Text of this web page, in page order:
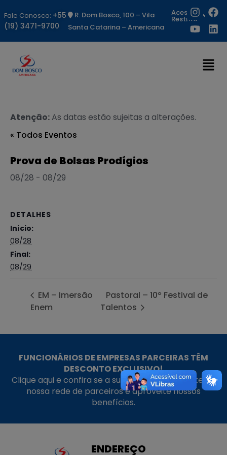
Fale Conosco: +55
(19) 3471-9700
R. Dom Bosco, 100 – Vila
Santa Catarina – Americana
Acesso
Restrito
Atenção:As datas estão sujeitas a alterações.
« Todos Eventos
Prova de Bolsas Prodígios
08/28 - 08/29
DETALHES
Início:
08/28
Final:
08/29
EM – Imersão
Enem
Pastoral – 10º Festival de
Talentos
FUNCIONÁRIOS DE EMPRESAS PARCEIRAS TÊM
DESCONTO EXCLUSIVO!
Clique aqui e confira se a sua empresa faz parte da
nossa rede de parceiros e aproveite nossos
benefícios.
ENDEREÇO